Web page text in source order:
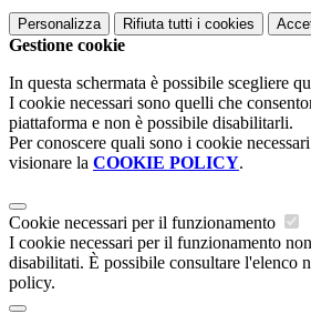
Personalizza Rifiuta tutti i cookies
Gestione cookie
In questa schermata è possibile scegliere
I cookie necessari sono quelli che
piattaforma e non è possibile disabilitarli.
Per conoscere quali sono i cookie
visionare la COOKIE POLICY.
Cookie necessari per il funzionamento
I cookie necessari per il funzionamento
disabilitati. È possibile consultare l'elenco
policy.